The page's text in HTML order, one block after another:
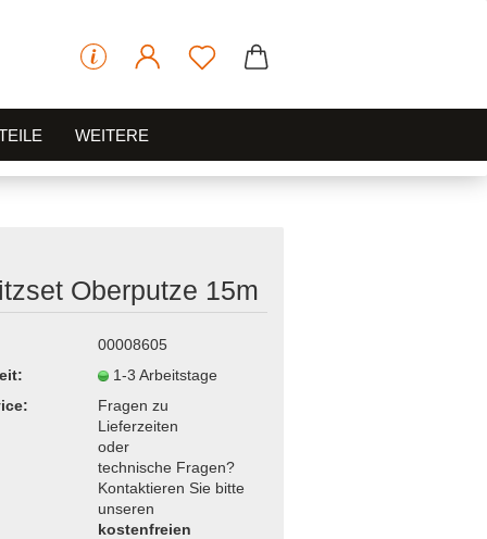
WEITERE
Oberputze 15m
00008605
1-3 Arbeitstage
Fragen zu
Lieferzeiten
oder
technische Fragen?
Kontaktieren Sie bitte
unseren
kostenfreien